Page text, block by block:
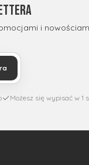
i
Możesz się wypisać w 1